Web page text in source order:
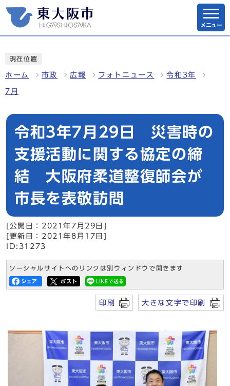
メニュー
現在位置
ホーム 市政 広報 フォトニュース 令和3年
7月
令和3年7月29日 災害時の
支援活動に関する協定の締
結 大阪府柔道整復師会が
市長を表敬訪問
[公開日：2021年7月29日]
[更新日：2021年8月17日]
ID:31273
ソーシャルサイトへのリンクは別ウィンドウで開きます
印刷 大きな文字で印刷